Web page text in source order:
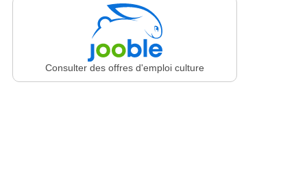
Consulter des offres d'emploi culture